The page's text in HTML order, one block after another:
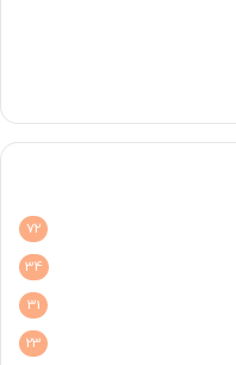
72
34
31
23